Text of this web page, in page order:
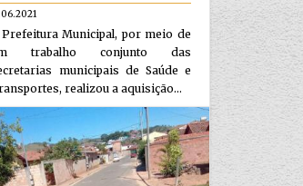
Prefeitura Municipal, por meio de
trabalho conjunto das
municipais de Saúde e
realizou a aquisição...